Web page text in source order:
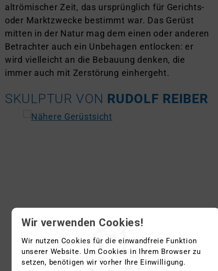
Wir verwenden Cookies!
Wir nutzen Cookies für die einwandfreie Funktion
unserer Website. Um Cookies in Ihrem Browser zu
setzen, benötigen wir vorher Ihre Einwilligung.
altrömischer Zeit, das ursprünglich für Gerichts-
oder Marktzwecke bestimmt war. Das Gerüst
mitten in der Natur mag dem einen oder anderen
Betrachter auch ein Unbehagen entlocken: er
wird vielleicht an die Bebauung denken, die
immer auch mit Zerstörung einhergeht.
SKULPTUR VON RUDOLF REIBER